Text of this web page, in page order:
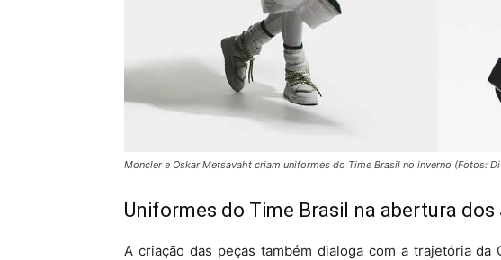
Moncler e Oskar Metsavaht criam uniformes do Time Brasil no inverno (Fotos:
Uniformes do Time Brasil na abertura
A criação das peças também dialoga com a trajetória